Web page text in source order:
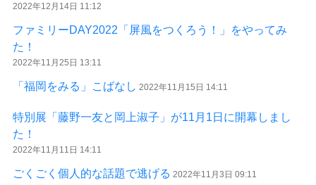
2022年12月14日 11:12
ファミリーDAY2022「屏風をつくろう！」をやってみ
た！
2022年11月25日 13:11
「福岡をみる」こばなし 2022年11月15日 14:11
特別展「藤野一友と岡上淑子」が11月1日に開幕しまし
た！
2022年11月11日 14:11
ごくごく個人的な話題で逃げる 2022年11月3日 09:11